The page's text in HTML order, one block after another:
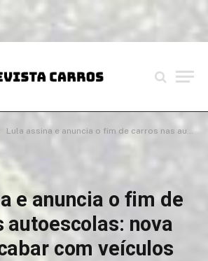
Lula assina e anuncia o fim de carros nas autoescolas: nova lei pode acabar com veículos
e anuncia o fim de
autoescolas: nova
com veículos